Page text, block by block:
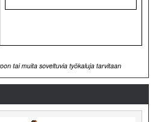
tai muita soveltuvia työkaluja tarvitaan